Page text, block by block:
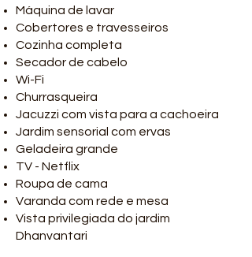
Máquina de lavar
Cobertores e travesseiros
Cozinha completa
Secador de cabelo
Wi-Fi
Churrasqueira
Jacuzzi com vista para a cachoeira
Jardim sensorial com ervas
Geladeira grande
TV - Netflix
Roupa de cama
Varanda com rede e mesa
Vista privilegiada do jardim
Dhanvantari